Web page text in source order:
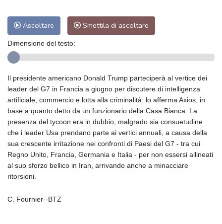
Ascoltare Smettila di ascoltare
Dimensione del testo:
Il presidente americano Donald Trump parteciperà al vertice dei
leader del G7 in Francia a giugno per discutere di intelligenza
artificiale, commercio e lotta alla criminalità: lo afferma Axios, in
base a quanto detto da un funzionario della Casa Bianca. La
presenza del tycoon era in dubbio, malgrado sia consuetudine
che i leader Usa prendano parte ai vertici annuali, a causa della
sua crescente irritazione nei confronti di Paesi del G7 - tra cui
Regno Unito, Francia, Germania e Italia - per non essersi allineati
al suo sforzo bellico in Iran, arrivando anche a minacciare
ritorsioni.
C. Fournier--BTZ